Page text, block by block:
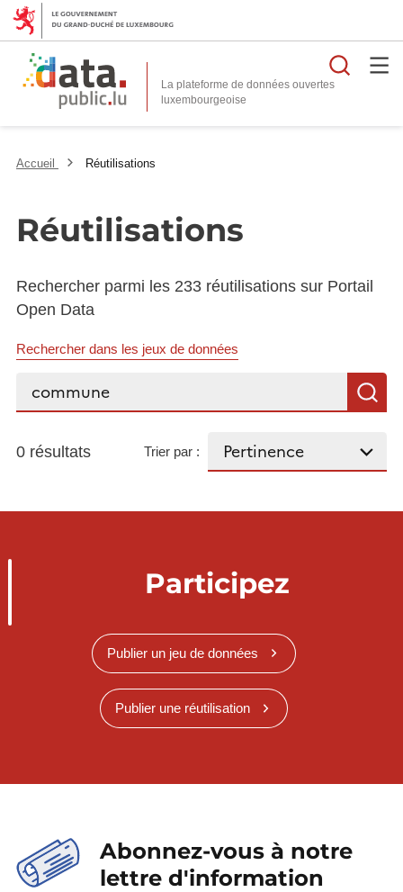
La plateforme de données ouvertes
Accueil Réutilisations
Réutilisations
Rechercher parmi les 233 réutilisations sur Portail
Open Data
Rechercher dans les jeux de données
0 résultats Trier par :
Participez
Publier un jeu de données
Publier une réutilisation
Abonnez-vous à notre
lettre d'information